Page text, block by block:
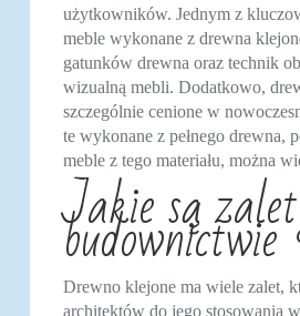
użytkowników. Jednym z
meble wykonane z drewna
gatunków drewna oraz technik
wizualną mebli. Dodatkowo,
szczególnie cenione w
te wykonane z pełnego
meble z tego materiału, można
Jakie są
budownictwie
Drewno klejone ma wiele zalet,
architektów do jego stosowania